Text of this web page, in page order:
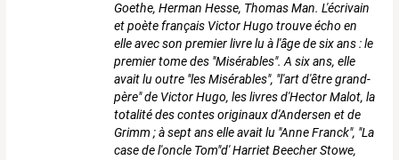
Goethe, Herman Hesse, Thomas Man. L'écrivain
et poète français Victor Hugo trouve écho en
elle avec son premier livre lu à l'âge de six ans : le
premier tome des "Misérables". A six ans, elle
avait lu outre "les Misérables", "l'art d'être grand-
père" de Victor Hugo, les livres d'Hector Malot, la
totalité des contes originaux d'Andersen et de
Grimm ; à sept ans elle avait lu "Anne Franck", "La
case de l'oncle Tom"d' Harriet Beecher Stowe,